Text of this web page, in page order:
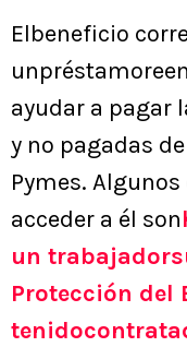
Elbeneficio
ayudar a pagar
y no pagadas
Pymes.
acceder a él son
un
Protección del